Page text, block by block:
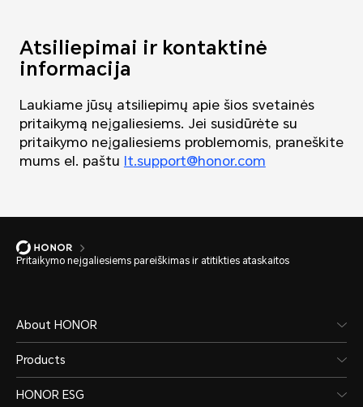
Atsiliepimai ir kontaktinė
informacija
Laukiame jūsų atsiliepimų apie šios svetainės
pritaikymą neįgaliesiems. Jei susidūrėte su
pritaikymo neįgaliesiems problemomis, praneškite
mums el. paštu lt.support@honor.com
Pritaikymo neįgaliesiems pareiškimas ir atitikties ataskaitos
About HONOR
Products
HONOR ESG